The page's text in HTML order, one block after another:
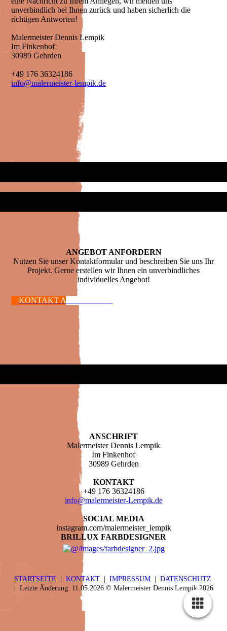
unverbindlich bei Ihnen zurück und haben sicherlich die
richtigen Antworten!
Malermeister Dennis Lempik
Im Finkenhof
30989 Gehrden
+49 176 36324186
info@malermeister-lempik.de
ANGEBOT ANFORDERN
Nutzen Sie unser Kontaktformular und beschreiben Sie uns Ihr
Projekt. Gerne erstellen wir Ihnen ein unverbindliches
individuelles Angebot!
KONTAKT AUFNEHMEN
ANSCHRIFT
Malermeister Dennis Lempik
Im Finkenhof
30989 Gehrden
KONTAKT
+49 176 36324186
info@malermeister-Lempik.de
SOCIAL MEDIA
instagram.com/malermeister_lempik
BRILLUX FARBDESIGNER
STARTSEITE KONTAKT| IMPRESSUM| DATENSCHUTZ
| Letzte Änderung: 11.05.2026 © Malermeister Dennis Lempik 2026